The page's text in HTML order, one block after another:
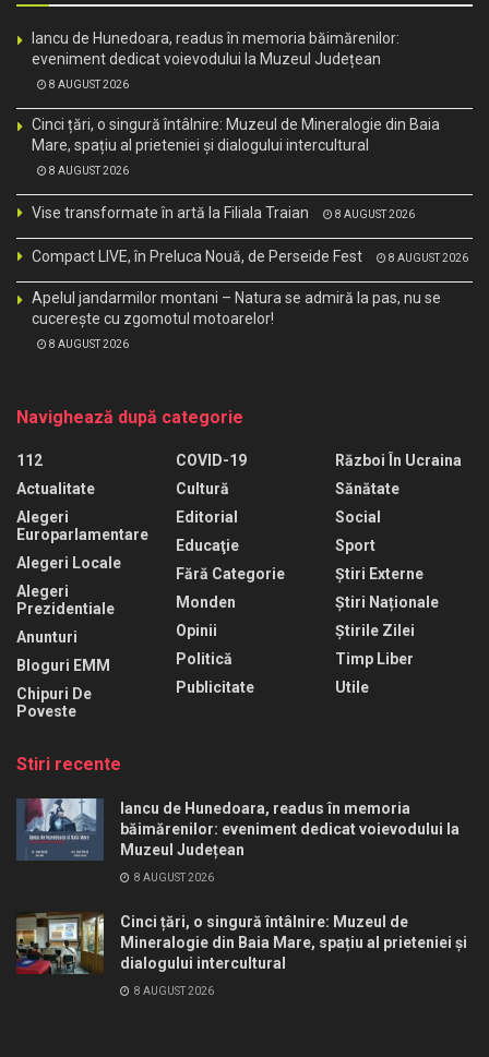
Iancu de Hunedoara, readus în memoria băimărenilor:
eveniment dedicat voievodului la Muzeul Județean
8 AUGUST 2026
Cinci țări, o singură întâlnire: Muzeul de Mineralogie din Baia
Mare, spațiu al prieteniei și dialogului intercultural
8 AUGUST 2026
Vise transformate în artă la Filiala Traian 8 AUGUST 2026
Compact LIVE, în Preluca Nouă, de Perseide Fest 8 AUGUST 2026
Apelul jandarmilor montani – Natura se admiră la pas, nu se
cucerește cu zgomotul motoarelor!
8 AUGUST 2026
Navighează după categorie
112
Actualitate
Alegeri
Europarlamentare
Alegeri Locale
Alegeri
Prezidentiale
Anunturi
Bloguri EMM
Chipuri De
Poveste
COVID-19
Cultură
Editorial
Educaţie
Fără Categorie
Monden
Opinii
Politică
Publicitate
Război În Ucraina
Sănătate
Social
Sport
Știri Externe
Știri Naționale
Știrile Zilei
Timp Liber
Utile
Stiri recente
Iancu de Hunedoara, readus în memoria
băimărenilor: eveniment dedicat voievodului la
Muzeul Județean
8 AUGUST 2026
Cinci țări, o singură întâlnire: Muzeul de
Mineralogie din Baia Mare, spațiu al prieteniei și
dialogului intercultural
8 AUGUST 2026